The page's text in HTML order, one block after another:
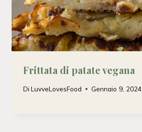
Frittata di patate vegana
Di LuvveLovesFood Gennaio 9, 2024